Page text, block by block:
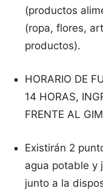
(productos
(ropa, flores,
productos).
HORARIO DE
14 HORAS,
FRENTE AL
Existirán 2
agua potable y
junto a la